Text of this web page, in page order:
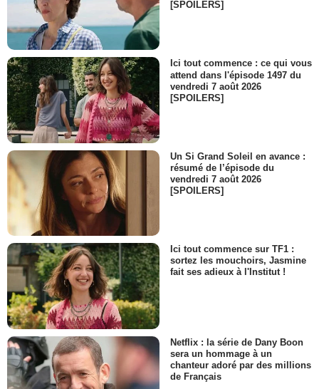
- 1 Episode : 15
Jin Domon
Yann
- 1 Episode :21
Tamio Sobami
Professeur Sukegawa
- 1 Episode :15
Jun Fukuyama
Guy
- 1 Episode :21
[SPOILERS]
Ici tout commence : ce qui vous
attend dans l'épisode 1497 du
vendredi 7 août 2026
[SPOILERS]
Un Si Grand Soleil en avance :
résumé de l’épisode du
vendredi 7 août 2026
[SPOILERS]
Ici tout commence sur TF1 :
sortez les mouchoirs, Jasmine
fait ses adieux à l'Institut !
Netflix : la série de Dany Boon
sera un hommage à un
chanteur adoré par des millions
de Français